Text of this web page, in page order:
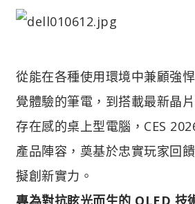
從能在各種使用環境中兼顧強
覺體驗的筆電，到搭載最新晶
存在感的桌上型電腦，CES
產品陣容，奠基於忠實玩家回
擬創新實力。
專為對抗眩光而生的 OLED 技